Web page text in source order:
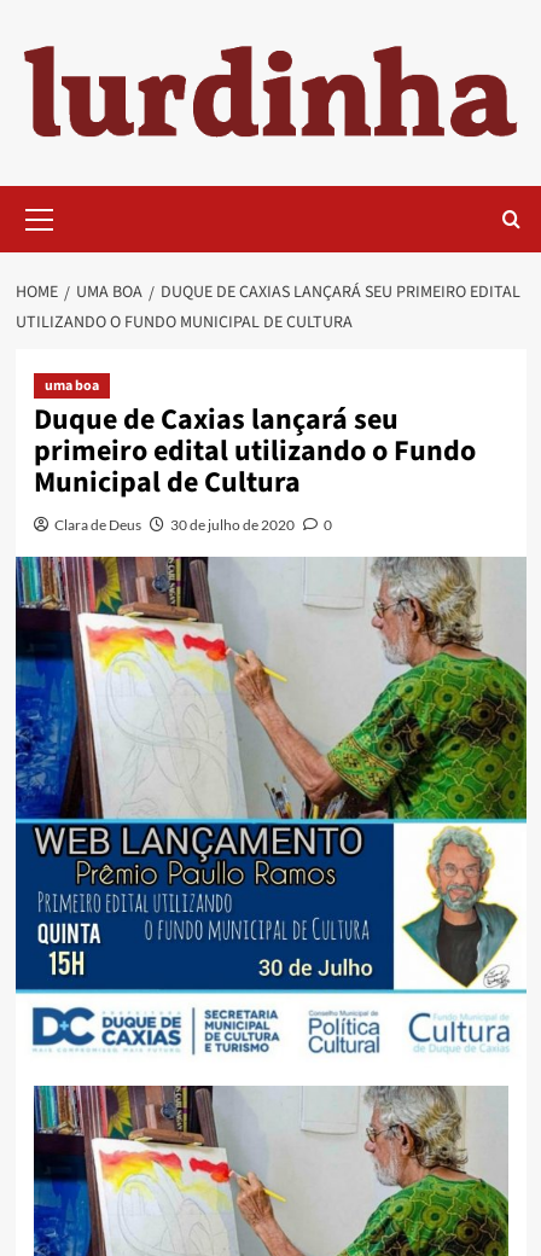
content
Menu
HOME UMA BOA
DUQUE DE CAXIAS LANÇARÁ SEU PRIMEIRO EDITAL
UTILIZANDO O FUNDO MUNICIPAL DE CULTURA
uma boa
Duque de Caxias lançará seu
primeiro edital utilizando o Fundo
Municipal de Cultura
Clara de Deus 30 de julho de 2020 0